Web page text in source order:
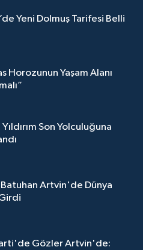
Yeni Dolmuş Tarifesi Belli
Horozunun Yaşam Alanı
Son Yolculuğuna
Batuhan Artvin'de Dünya
Gözler Artvin'de: